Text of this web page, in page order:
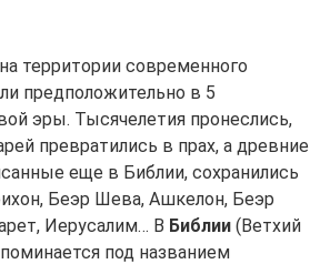
территории современного
предположительно в 5
эры. Тысячелетия пронеслись,
превратились в прах, а древние
еще в Библии, сохранились
Беэр Шева, Ашкелон, Беэр
Иерусалим… В Библии (Ветхий
под названием